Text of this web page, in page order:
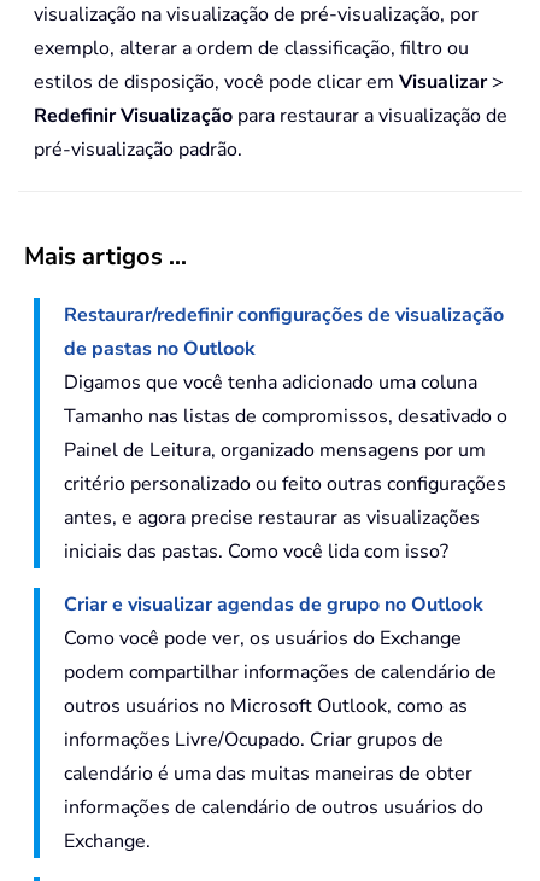
visualização na visualização de pré-visualização, por
exemplo, alterar a ordem de classificação, filtro ou
estilos de disposição, você pode clicar em Visualizar>
Redefinir Visualização para restaurar a visualização de
pré-visualização padrão.
Mais artigos ...
Restaurar/redefinir configurações de visualização
de pastas no Outlook
Digamos que você tenha adicionado uma coluna
Tamanho nas listas de compromissos, desativado o
Painel de Leitura, organizado mensagens por um
critério personalizado ou feito outras configurações
antes, e agora precise restaurar as visualizações
iniciais das pastas. Como você lida com isso?
Criar e visualizar agendas de grupo no Outlook
Como você pode ver, os usuários do Exchange
podem compartilhar informações de calendário de
outros usuários no Microsoft Outlook, como as
informações Livre/Ocupado. Criar grupos de
calendário é uma das muitas maneiras de obter
informações de calendário de outros usuários do
Exchange.